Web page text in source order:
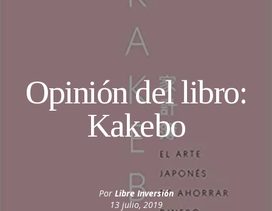
Opinión del libro:
Kakebo
Por Libre Inversión
13 julio, 2019